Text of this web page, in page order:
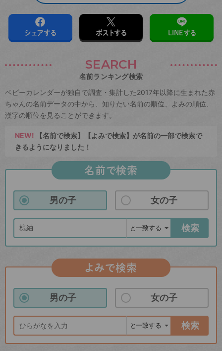
シェアする ポストする LINEする
SEARCH
名前ランキング検索
ベビーカレンダーが独自で調査・集計した2017年以降に生まれた赤
ちゃんの名前データの中から、知りたい名前の順位、よみの順位、
漢字の順位を見ることができます。
NEW! 【名前で検索】【よみで検索】が名前の一部で検索で
きるようになりました！
名前で検索
男の子 女の子
検索
よみで検索
男の子 女の子
検索